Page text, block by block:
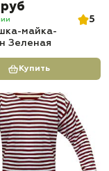
5
майка-
Зеленая
Купить